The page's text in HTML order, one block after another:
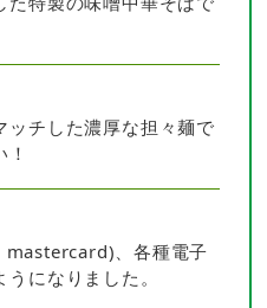
ッチした濃厚な担々麺で
mastercard)、各種電子
になりました。